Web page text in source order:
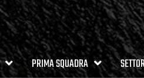
PRIMA SQUADRA